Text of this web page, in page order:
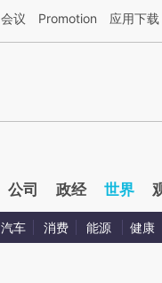
于财新文章[https://
会议 Promotion 应用下载
公司 政经 世界
汽车 消费 能源 健康